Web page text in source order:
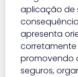
aplicação de
apresenta
corretamente
promovendo
seguros,